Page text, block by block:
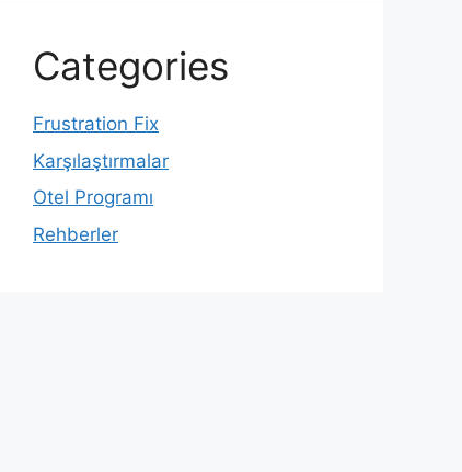
Categories
Frustration Fix
Karşılaştırmalar
Otel Programı
Rehberler